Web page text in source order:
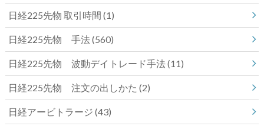
日経225先物 取引時間 (1)
日経225先物 手法(560)
日経225先物 波動デイトレード手法(11)
日経225先物 注文の出しかた (2)
日経アービトラージ (43)